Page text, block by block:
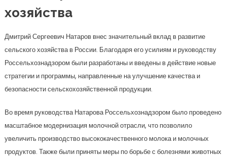
хозяйства
Дмитрий Сергеевич Натаров внес значительный вклад в развитие
сельского хозяйства в России. Благодаря его усилиям и руководству
Россельхознадзором были разработаны и введены в действие новые
стратегии и программы, направленные на улучшение качества и
безопасности сельскохозяйственной продукции.
Во время руководства Натарова Россельхознадзором было проведено
масштабное модернизация молочной отрасли, что позволило
увеличить производство высококачественного молока и молочных
продуктов. Также были приняты меры по борьбе с болезнями животных